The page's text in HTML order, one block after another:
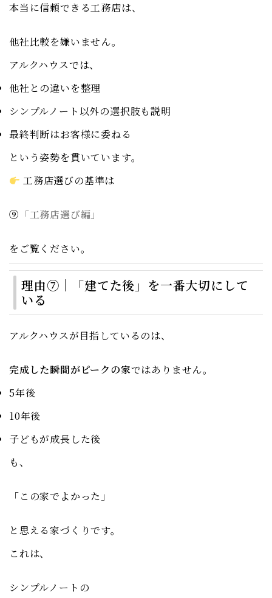
本当に信頼できる工務店は、
他社比較を嫌いません。
アルクハウスでは、
他社との違いを整理
シンプルノート以外の選択肢も説明
最終判断はお客様に委ねる
という姿勢を貫いています。
工務店選びの基準は
⑨ 「工務店選び編」
をご覧ください。
理由⑦｜「建てた後」を一番大切にして
いる
アルクハウスが目指しているのは、
完成した瞬間がピークの家ではありません。
5年後
10年後
子どもが成長した後
も、
「この家でよかった」
と思える家づくりです。
これは、
シンプルノートの